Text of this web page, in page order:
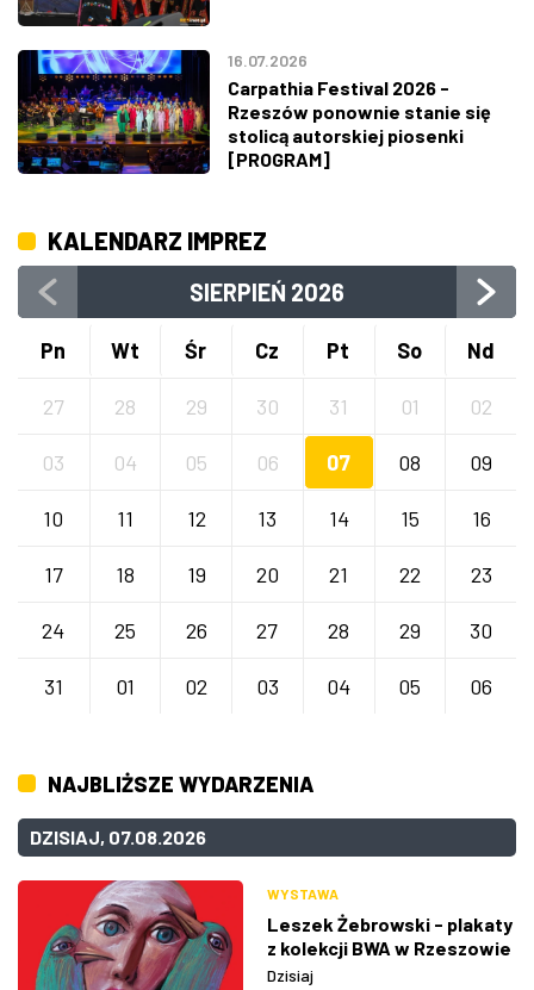
16.07.2026
Carpathia Festival 2026 -
Rzeszów ponownie stanie się
stolicą autorskiej piosenki
[PROGRAM]
KALENDARZ IMPREZ
SIERPIEŃ 2026
Pn Wt Śr Cz Pt So Nd
27 28 29 30 31 01 02
03 04 05 06 07 08 09
10 11 12 13 14 15 16
17 18 19 20 21 22 23
24 25 26 27 28 29 30
31 01 02 03 04 05 06
NAJBLIŻSZE WYDARZENIA
DZISIAJ, 07.08.2026
WYSTAWA
Leszek Żebrowski - plakaty
z kolekcji BWA w Rzeszowie
Dzisiaj